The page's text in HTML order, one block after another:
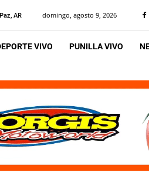
AR domingo, agosto 9, 2026
VIVO PUNILLA VIVO